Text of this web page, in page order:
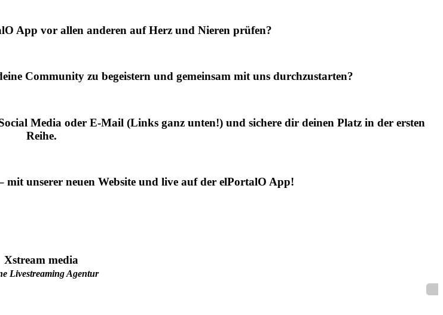
App vor allen anderen auf Herz und Nieren prüfen?
Community zu begeistern und gemeinsam mit uns durchzustarten?
Media oder E-Mail (Links ganz unten!) und sichere dir deinen Platz in der ersten
Reihe.
mit unserer neuen Website und live auf der elPortalO App!
Xstream media
Livestreaming Agentur